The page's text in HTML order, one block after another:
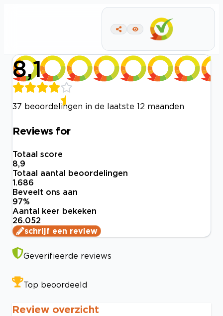
8,1
37 beoordelingen in de laatste 12 maanden
Reviews for
Totaal score
8,9
Totaal aantal beoordelingen
1.686
Beveelt ons aan
97%
Aantal keer bekeken
26.052
schrijf een review
Geverifieerde reviews
Top beoordeeld
Review overzicht